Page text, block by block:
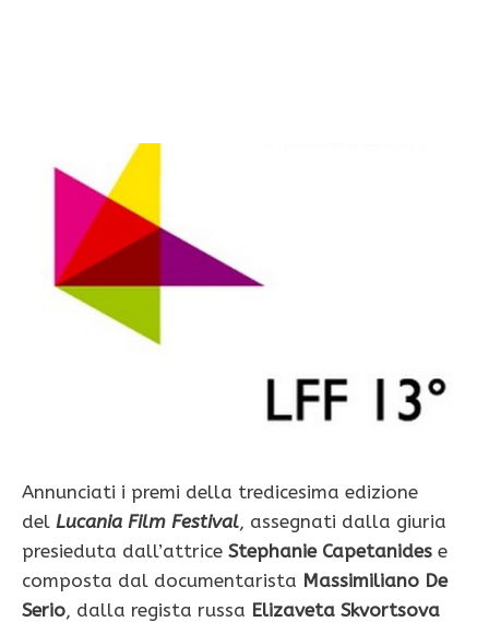
Annunciati i premi della tredicesima edizione
del Lucania Film Festival, assegnati dalla giuria
presieduta dall’attrice Stephanie Capetanides e
composta dal documentarista Massimiliano De
Serio, dalla regista russa Elizaveta Skvortsova